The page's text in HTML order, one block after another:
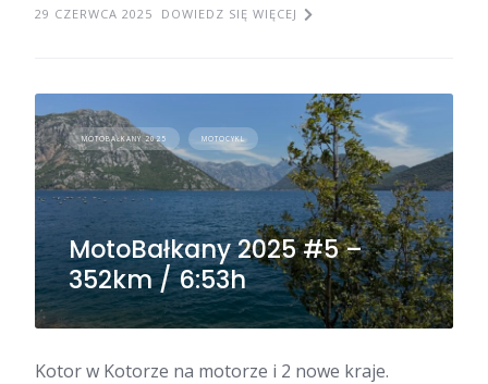
29 CZERWCA 2025 DOWIEDZ SIĘ WIĘCEJ
MOTOBAŁKANY 2025 MOTOCYKL
MotoBałkany 2025 #5 –
352km / 6:53h
Kotor w Kotorze na motorze i 2 nowe kraje.